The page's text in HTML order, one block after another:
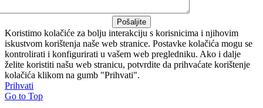
Pošaljite
Koristimo kolačiće za bolju interakciju s korisnicima i njihovim
iskustvom korištenja naše web stranice. Postavke kolačića mogu se
kontrolirati i konfigurirati u vašem web pregledniku. Ako i dalje
želite koristiti našu web stranicu, potvrdite da prihvaćate korištenje
kolačića klikom na gumb "Prihvati".
Prihvati
Go to Top